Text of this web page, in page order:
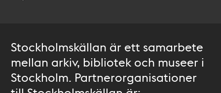
Stockholmskällan är ett samarbete
mellan arkiv, bibliotek och museer i
Stockholm. Partnerorganisationer